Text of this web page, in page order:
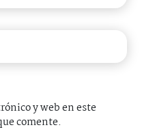
y web en este
comente.